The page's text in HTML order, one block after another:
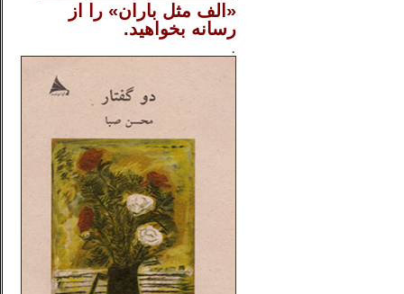
«الف مثل باران» را از
رسانه بخواهید.
.